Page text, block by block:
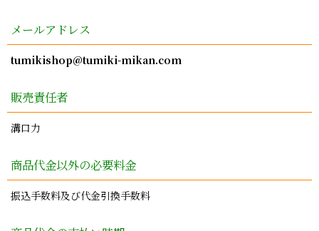
メールアドレス
tumikishop@tumiki-mikan.com
販売責任者
溝口力
商品代金以外の必要料金
振込手数料及び代金引換手数料